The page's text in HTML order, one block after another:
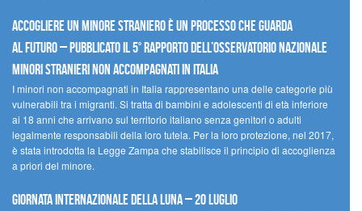
Accogliere un minore straniero è un processo che guarda
al futuro – Pubblicato il 5° rapporto dell’Osservatorio Nazionale
Minori Stranieri Non Accompagnati in Italia
I minori non accompagnati in Italia rappresentano una delle categorie più
vulnerabili tra i migranti. Si tratta di bambini e adolescenti di età inferiore
ai 18 anni che arrivano sul territorio italiano senza genitori o adulti
legalmente responsabili della loro tutela. Per la loro protezione, nel 2017,
è stata introdotta la Legge Zampa che stabilisce il principio di accoglienza
a priori del minore.
Giornata Internazionale della Luna – 20 luglio